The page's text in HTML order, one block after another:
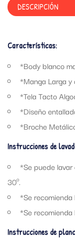
DESCRIPCIÓN
Características:
*Body blanco
*Manga Larga y
*Tela Tacto
*Diseño
*Broche
Instrucciones de
*Se puede
30º.
*Se recomienda
*Se
Instrucciones de